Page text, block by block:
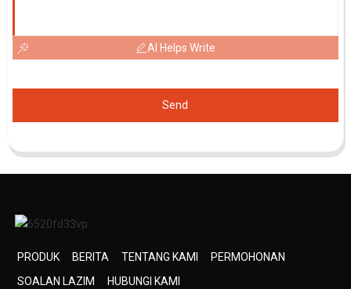
AI Helps Write
Send
PRODUK BERITA TENTANG KAMI
PERMOHONAN
SOALAN LAZIM
HUBUNGI KAMI